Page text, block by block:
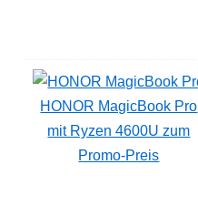
HONOR MagicBook Pro
mit Ryzen 4600U zum
Promo-Preis